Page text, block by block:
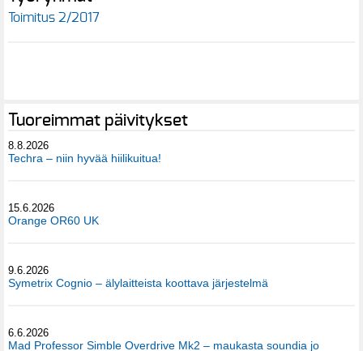
Toimitus 2/2017
Tuoreimmat päivitykset
8.8.2026
Techra – niin hyvää hiilikuitua!
15.6.2026
Orange OR60 UK
9.6.2026
Symetrix Cognio – älylaitteista koottava järjestelmä
6.6.2026
Mad Professor Simble Overdrive Mk2 – maukasta soundia jo